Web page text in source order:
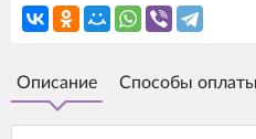
Описание Способы оплаты